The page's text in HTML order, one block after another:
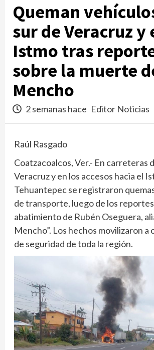
Queman
sur de Veracruz y
Istmo tras
sobre la muerte
Mencho
2 semanas hace Editor Noticias
Raúl Rasgado
Coatzacoalcos, Ver.- En carreteras
Veracruz y en los accesos hacia el
Tehuantepec se registraron
de transporte, luego de los
abatimiento de Rubén Oseguera,
Mencho”. Los hechos movilizaron a
de seguridad de toda la región.